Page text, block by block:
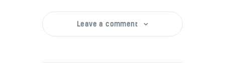
Leave a comment